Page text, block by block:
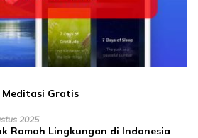
Meditasi Gratis
2025
Ramah Lingkungan di Indonesia